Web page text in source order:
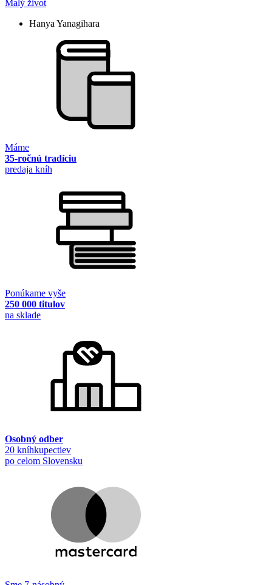
Malý život
Hanya Yanagihara
Máme
35-ročnú tradíciu
predaja kníh
Ponúkame vyše
250 000 titulov
na sklade
Osobný odber
20 kníhkupectiev
po celom Slovensku